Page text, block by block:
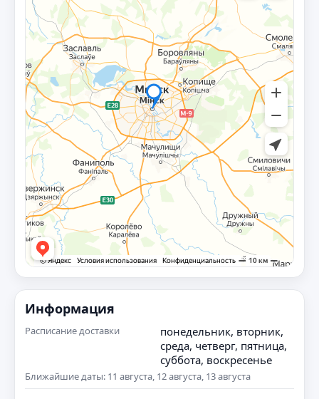
Информация
Расписание доставки
понедельник, вторник,
среда, четверг, пятница,
суббота, воскресенье
Ближайшие даты: 11 августа, 12 августа, 13 августа